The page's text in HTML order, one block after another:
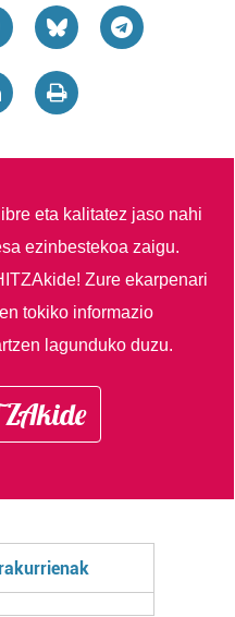
eta kalitatez jaso nahi
ezinbestekoa zaigu.
Zure ekarpenari
tokiko informazio
lagunduko duzu.